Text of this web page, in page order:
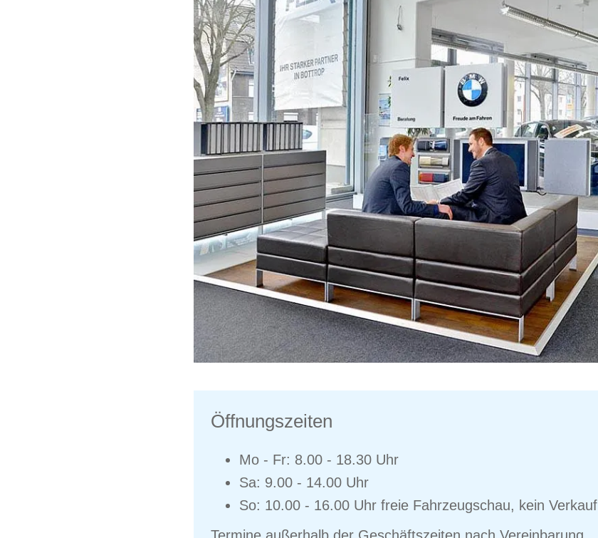
Öffnungszeiten
Mo - Fr: 8.00 - 18.30 Uhr
Sa: 9.00 - 14.00 Uhr
So: 10.00 - 16.00 Uhr freie Fahrzeugschau, kein Verkauf